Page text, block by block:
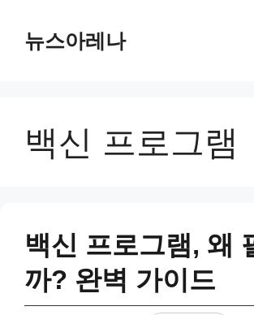
content뉴스아레나
백신 프로그램
백신 프로그램, 왜
까? 완벽 가이드